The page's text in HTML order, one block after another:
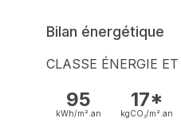
Bilan énergétique
CLASSE ÉNERGIE
95
kWh/m². an
17*
kgCO₂/m². an